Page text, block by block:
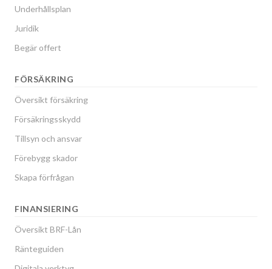
Underhållsplan
Juridik
Begär offert
FÖRSÄKRING
Översikt försäkring
Försäkringsskydd
Tillsyn och ansvar
Förebygg skador
Skapa förfrågan
FINANSIERING
Översikt BRF-Lån
Ränteguiden